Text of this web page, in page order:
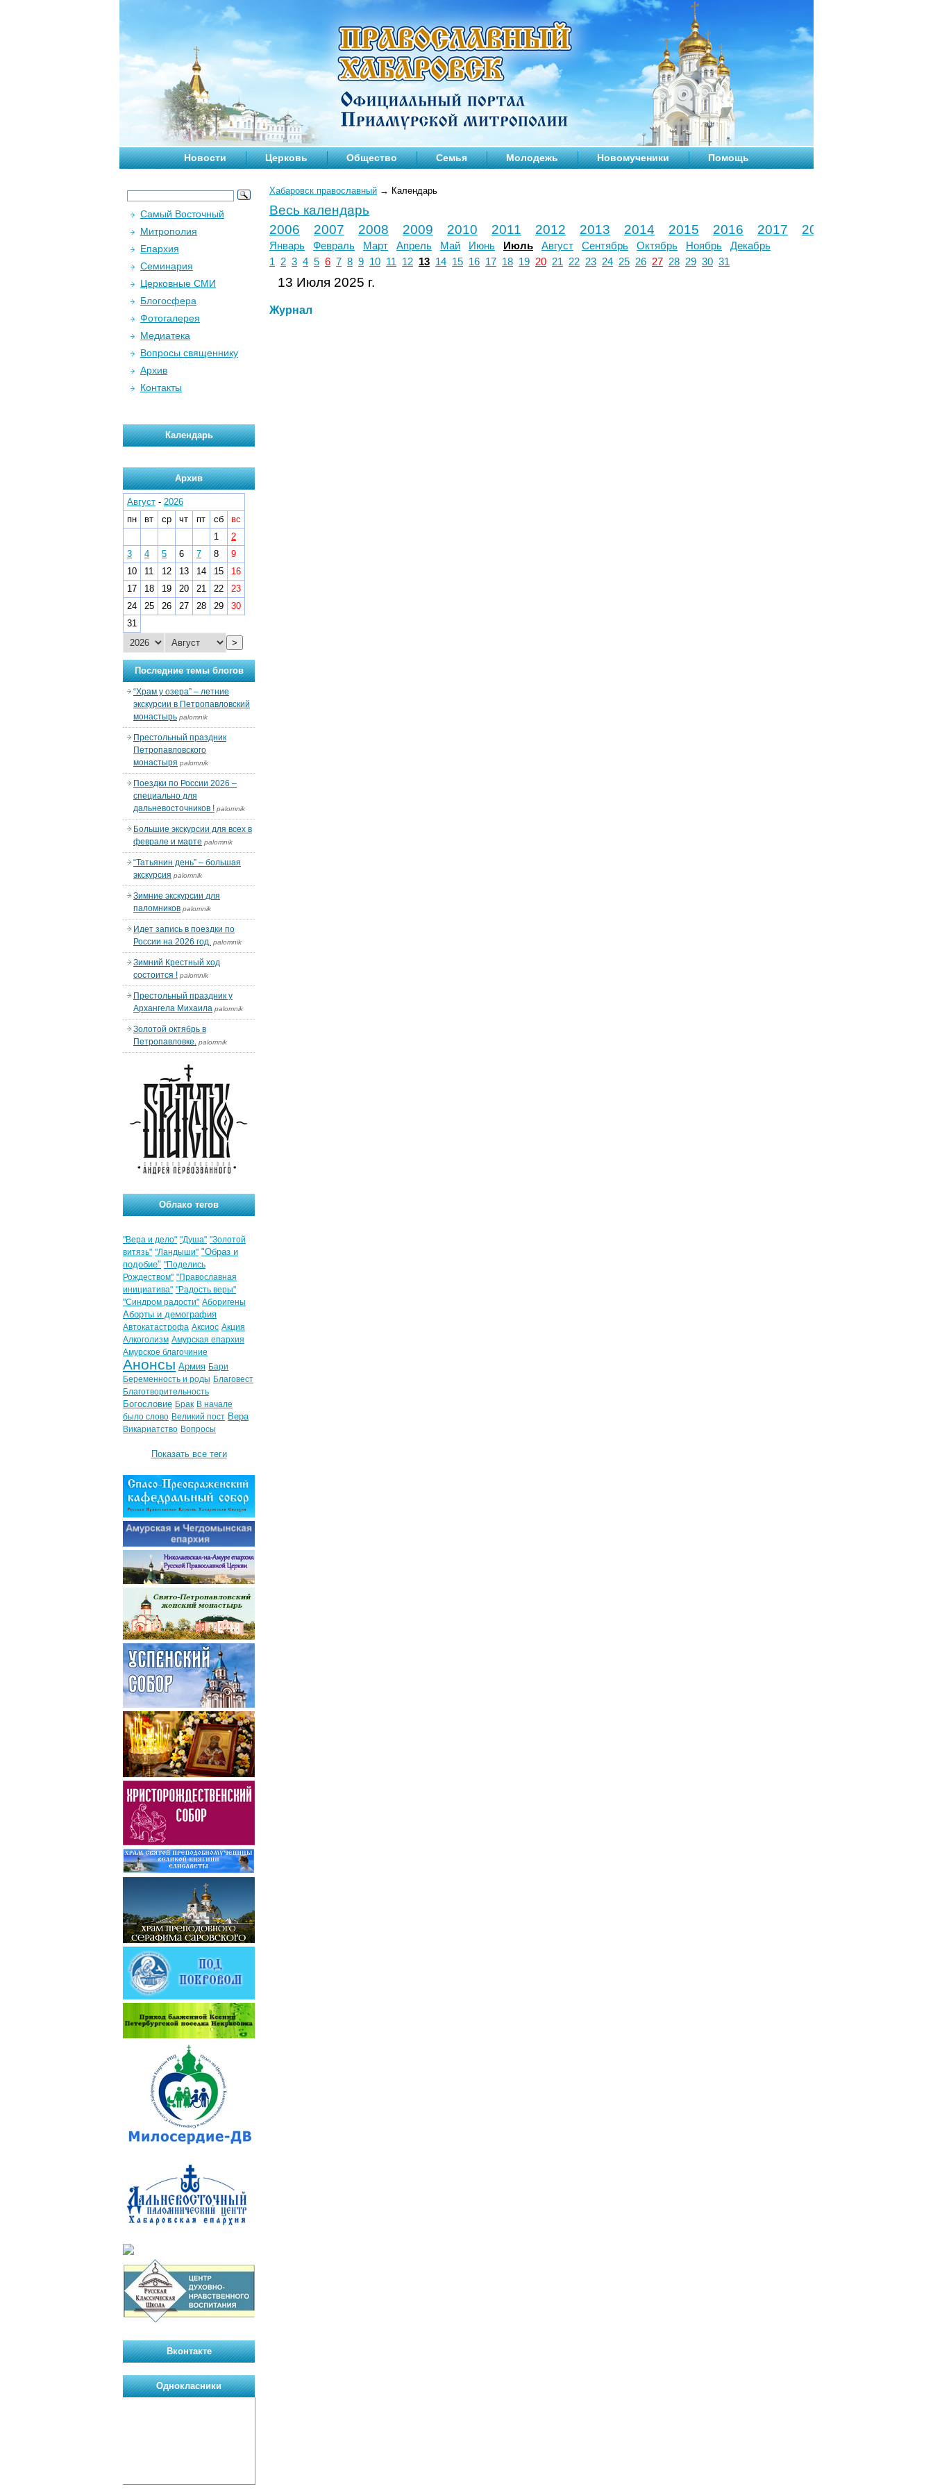
Новости Церковь Общество Семья Молодежь Новомученики Помощь
Хабаровск православный → Календарь
Весь календарь
2006
2007 2008 2009 2010 2011 2012 2013 2014 2015 2016 2017 2018
Январь Февраль Март Апрель Май Июнь Июль Август Сентябрь Октябрь Ноябрь
Декабрь
1
2 3 4 5 6 7 8 9 10 11 12 13 14 15 16 17 18 19 20 21 22 23 24 25 26 27 28 29 30 31
13 Июля 2025 г.
Журнал
Самый Восточный
Митрополия
Епархия
Семинария
Церковные СМИ
Блогосфера
Фотогалерея
Медиатека
Вопросы священнику
Архив
Контакты
Календарь
Архив
Август - 2026
пн
вт ср чт пт сб
вс
1
2
3
4 5 6 7 8
9
10
11 12 13 14 15
16
17
18 19 20 21 22
23
24
25 26 27 28 29
30
31
>
Последние темы блогов
“Храм у озера” – летние
экскурсии в Петропавловский
монастырь palomnik
Престольный праздник
Петропавловского
монастыря palomnik
Поездки по России 2026 –
специально для
дальневосточников ! palomnik
Большие экскурсии для всех в
феврале и марте palomnik
“Татьянин день” – большая
экскурсия palomnik
Зимние экскурсии для
паломников palomnik
Идет запись в поездки по
России на 2026 год. palomnik
Зимний Крестный ход
состоится ! palomnik
Престольный праздник у
Архангела Михаила palomnik
Золотой октябрь в
Петропавловке. palomnik
Облако тегов
"Вера и дело" "Душа" "Золотой
витязь" "Ландыши" "Образ и
подобие" "Поделись
Рождеством" "Православная
инициатива" "Радость веры"
"Синдром радости" Аборигены
Аборты и демография
Автокатастрофа Аксиос Акция
Алкоголизм Амурская епархия
Амурское благочиние
Анонсы Армия Бари
Беременность и роды Благовест
Благотворительность
Богословие Брак В начале
было слово Великий пост Вера
Викариатство Вопросы
Показать все теги
Вконтакте
Однокласники